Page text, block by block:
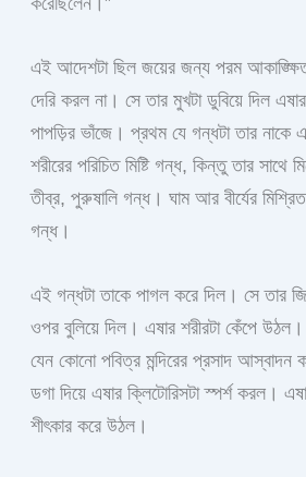
এই আদেশটা ছিল জয়ের জন্য পরম
দেরি করল না। সে তার মুখটা ডুবিয়ে দিল
পাপড়ির ভাঁজে। প্রথম যে গন্ধটা তার নাকে
শরীরের পরিচিত মিষ্টি গন্ধ, কিন্তু তার
তীব্র, পুরুষালি গন্ধ। ঘাম আর বীর্যের
গন্ধ।
এই গন্ধটা তাকে পাগল করে দিল। সে তার
ওপর বুলিয়ে দিল। এষার শরীরটা কেঁপে
যেন কোনো পবিত্র মন্দিরের প্রসাদ আস্বাদন
ডগা দিয়ে এষার ক্লিটোরিসটা স্পর্শ করল।
শীৎকার করে উঠল।